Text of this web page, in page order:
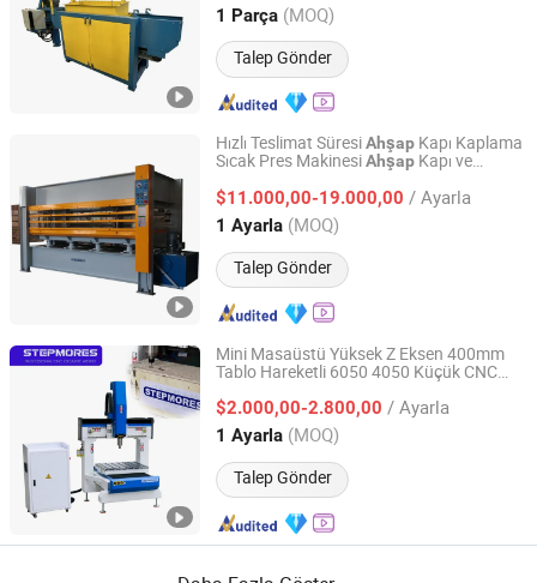
1 Parça (MOQ)
Talep Gönder
Shandong, China Fiyat 2015
Hızlı Teslimat SüresiAhşap Kapı Kaplama
Sıcak Pres MakinesiAhşap Kapı ve
MakinesiAhşapİşleme
$11.000,00-19.000,00 / Ayarla
1 Ayarla (MOQ)
Talep Gönder
Qingdao Yingzhuo Machinery Technology Co., Ltd.
Shandong, China Fiyat 2023
Mini Masaüstü Yüksek Z Eksen 400mm
Tablo Hareketli 6050 4050 Küçük CNC
AhşapAkrilik Alüminyum Çelik için
$2.000,00-2.800,00 / Ayarla
1 Ayarla (MOQ)
Talep Gönder
Jinan Chentuo Cnc Equipment Co., Ltd
Shandong, China Fiyat 2015